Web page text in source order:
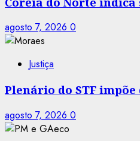
agosto 7, 2026 0
Justiça
Plenário do STF
agosto 7, 2026 0